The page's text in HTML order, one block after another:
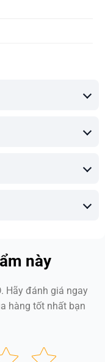
này
Hãy đánh giá ngay
hàng tốt nhất bạn